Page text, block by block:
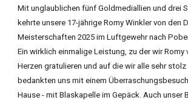
Mit unglaublichen fünf Goldmediallien und drei
kehrte unsere 17-jährige Romy Winkler von den
Meisterschaften 2025 im Luftgewehr nach
Ein wirklich einmalige Leistung, zu der wir Romy
Herzen gratulieren und auf die wir alle sehr stolz
bedankten uns mit einem
Hause - mit Blaskapelle im Gepäck. Auch unser